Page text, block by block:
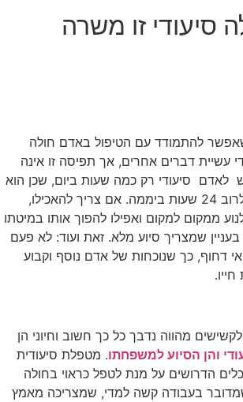
סיעודי זו משרה
להתמודד עם הטיפול באדם חולה
עשיית דברים אחרים, אך תפיסה זו אינה
לאדם סיעודי רק כמה שעות ביום, שכן הוא
זקוק לעזרה והשגחה לרוב 24 שעות ביממה. אם צריך להאכילו,
ממקום למקום ואפילו להפוך אותו במיטתו
שמצריך סיוע מלא. זאת ועוד: לא פעם
דחוף, כך שנוכחות של אדם נוסף וקבוע
מהווה נדבך כל כך חשוב וחיוני הן
והן הסיוע למשפחתו. מטפלת סיעודית
הדרושים על מנת לטפל כראוי בחולה
שמדובר בעבודה קשה למדי, שמצריכה מאמץ